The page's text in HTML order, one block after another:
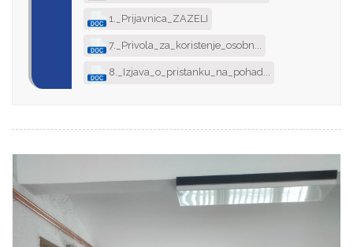
1._Prijavnica_ZAZELI
7._Privola_za_koristenje_osobn...
8._Izjava_o_pristanku_na_pohad...